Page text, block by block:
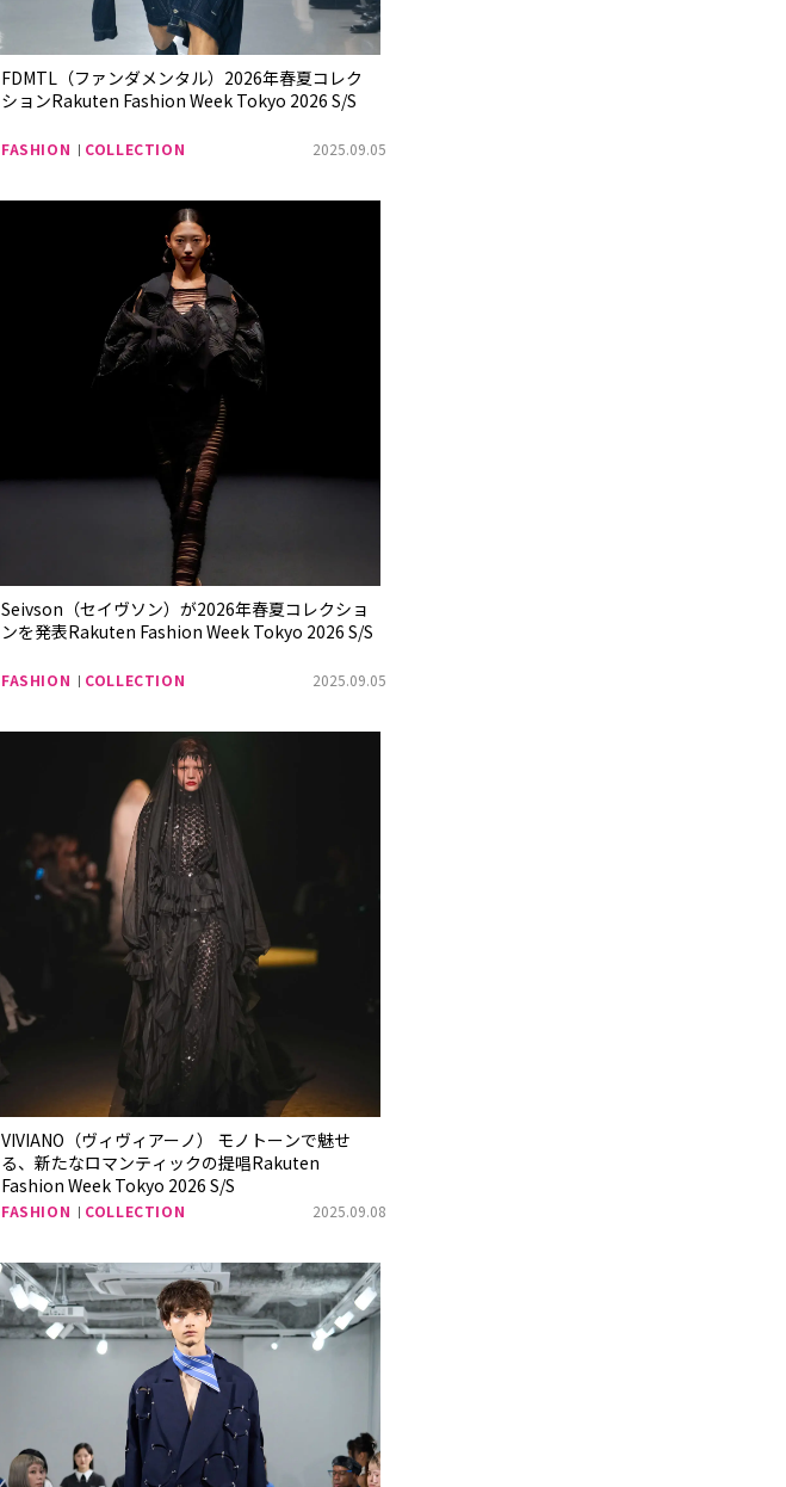
FDMTL（ファンダメンタル）2026年春夏コレク
ションRakuten Fashion Week Tokyo 2026 S/S
FASHION COLLECTION 2025.09.05
Seivson（セイヴソン）が2026年春夏コレクショ
ンを発表Rakuten Fashion Week Tokyo 2026 S/S
FASHION COLLECTION 2025.09.05
VIVIANO（ヴィヴィアーノ） モノトーンで魅せ
る、新たなロマンティックの提唱Rakuten
Fashion Week Tokyo 2026 S/S
FASHION COLLECTION 2025.09.08